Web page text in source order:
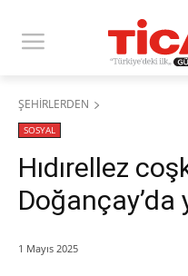
ŞEHİRLERDEN
SOSYAL
Hıdırellez
1 Mayıs 2025